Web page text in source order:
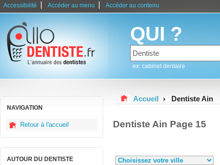
Accessibilité Accéder au menu Accéder au contenu
QUI ?
ex: cabinet dentaire
NAVIGATION
Retour à l'accueil
AUTOUR DU DENTISTE
Accueil Dentiste Ain
Dentiste Ain Page 15